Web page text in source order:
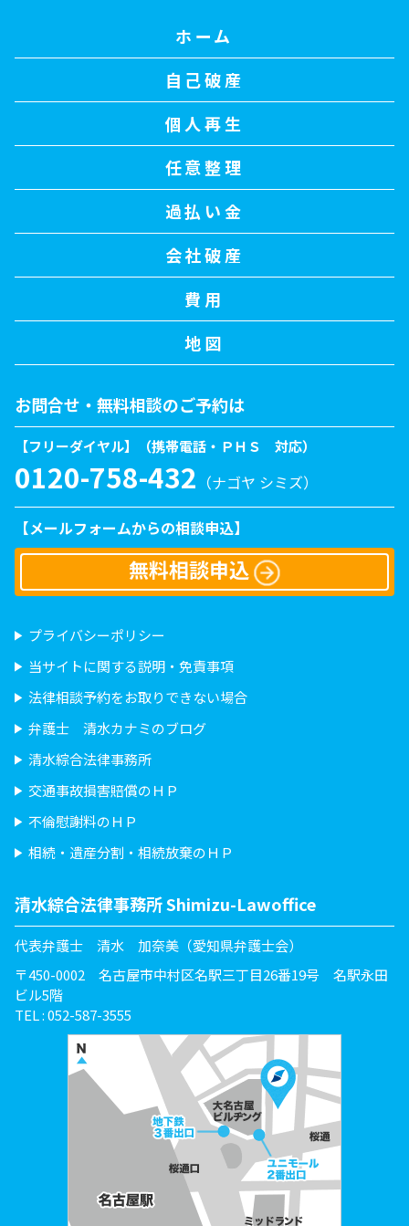
ホーム
自己破産
個人再生
任意整理
過払い金
会社破産
費用
地図
お問合せ・無料相談のご予約は
【フリーダイヤル】（携帯電話・ＰＨＳ 対応）
0120-758-432 （ナゴヤ シミズ）
【メールフォームからの相談申込】
無料相談申込
プライバシーポリシー
当サイトに関する説明・免責事項
法律相談予約をお取りできない場合
弁護士 清水カナミのブログ
清水綜合法律事務所
交通事故損害賠償のＨＰ
不倫慰謝料のＨＰ
相続・遺産分割・相続放棄のＨＰ
清水綜合法律事務所 Shimizu-Lawoffice
代表弁護士 清水 加奈美（愛知県弁護士会）
〒450-0002 名古屋市中村区名駅三丁目26番19号 名駅永田
ビル5階
TEL : 052-587-3555